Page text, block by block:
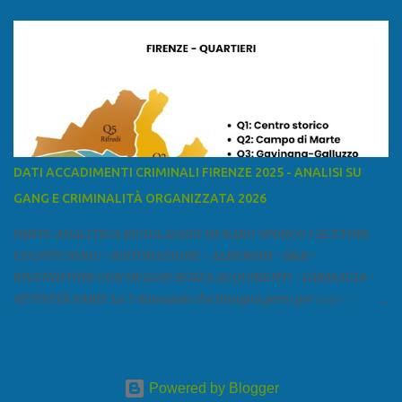
a est con le province di Pistoia e di Firenze, a sud con la provincia di
Lucca Ÿ la Versilia Ÿ la Media Valle del Serchio Ÿ la Garfagnana
Fonte: wikipedia Presenze mafiose e criminali (principali) Le
presenze mafiose in provincia sono assai rilevanti. Si segnala che
nella relazione del 2001 della Commissione parlamentare
Livorno e Lucca agiscono i clan dei Fedele...” Dalla ricerc...
DATI ACCADIMENTI CRIMINALI FIRENZE 2025 - ANALISI SU
GANG E CRIMINALITÀ ORGANIZZATA 2026
PARTE ANALITICA RICICLAGGIO DENARO SPORCO I SETTORI
COLPITI SONO: • RISTORAZIONE • ALBERGHI • B&B •
RIVENDITORI CON NEGOZI SENZA ACQUIRENTI • FARMACIA •
ATTIVITÀ VARIE Le 5 domande che bisogna porsi per capire e
fa? Il mestiere scelto di chi dal nulla compare in un territorio può
Powered by Blogger